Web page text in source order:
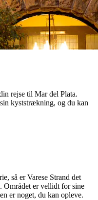
rejse til Mar del Plata.
kyststrækning, og du kan
så er Varese Strand det
Området er vellidt for sine
er noget, du kan opleve.